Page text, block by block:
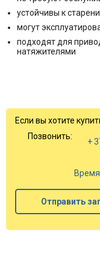
устойчивы к
могут
подходят для
натяжителями
Если вы хотите
Позвонить:
+
Отправить